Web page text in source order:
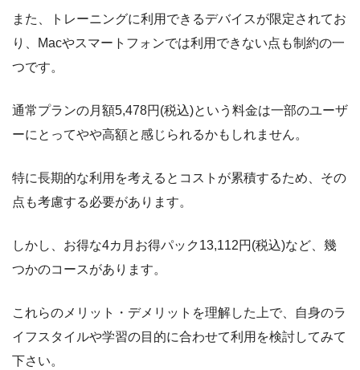
また、トレーニングに利用できるデバイスが限定されてお
り、Macやスマートフォンでは利用できない点も制約の一
つです。
通常プランの月額5,478円(税込)という料金は一部のユーザ
ーにとってやや高額と感じられるかもしれません。
特に長期的な利用を考えるとコストが累積するため、その
点も考慮する必要があります。
しかし、お得な4カ月お得パック13,112円(税込)など、幾
つかのコースがあります。
これらのメリット・デメリットを理解した上で、自身のラ
イフスタイルや学習の目的に合わせて利用を検討してみて
下さい。